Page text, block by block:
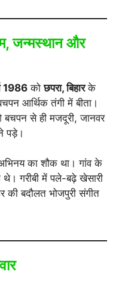
जन्मस्थान और
1986कोछपरा, बिहारके
आर्थिक तंगी में बीता।
बचपन से ही मजदूरी, जानवर
पड़े।
का शौक था। गांव के
थे। गरीबी में पले-बढ़े खेसारी
की बदौलत भोजपुरी संगीत